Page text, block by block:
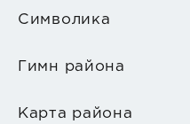
Символика
Гимн района
Карта района